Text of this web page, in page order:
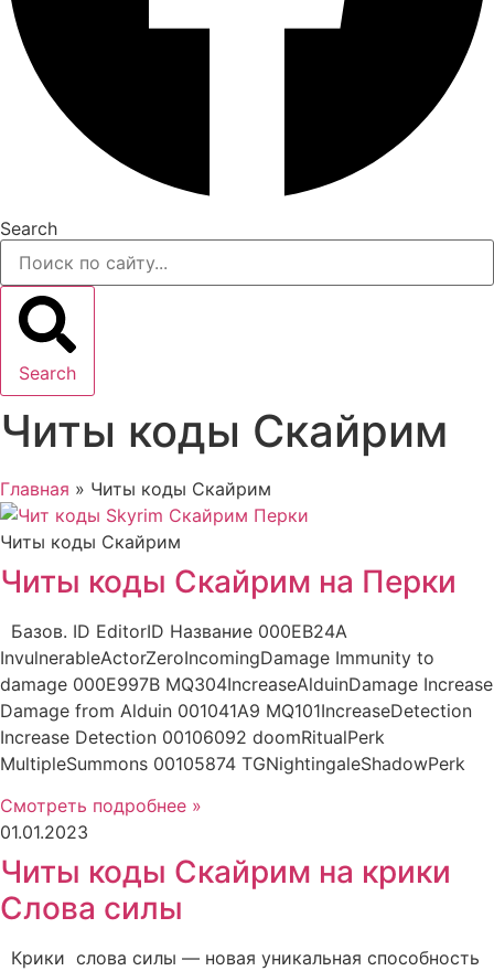
Search
Search
Читы коды Скайрим
Главная » Читы коды Скайрим
Читы коды Скайрим
Читы коды Скайрим на Перки
Базов. ID EditorID Название 000EB24A
InvulnerableActorZeroIncomingDamage Immunity to
damage 000E997B MQ304IncreaseAlduinDamage Increase
Damage from Alduin 001041A9 MQ101IncreaseDetection
Increase Detection 00106092 doomRitualPerk
MultipleSummons 00105874 TGNightingaleShadowPerk
Смотреть подробнее »
01.01.2023
Читы коды Скайрим на крики
Слова силы
Крики слова силы — новая уникальная способность